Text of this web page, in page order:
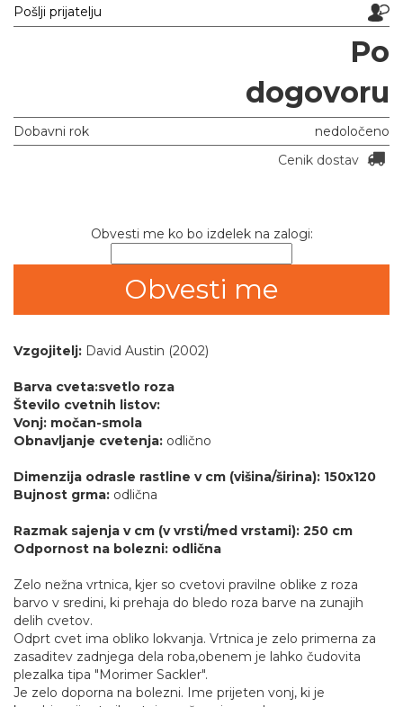
Pošlji prijatelju
Po
dogovoru
Dobavni rok
nedoločeno
Cenik dostav
Obvesti me ko bo izdelek na zalogi:
Vzgojitelj: David Austin (2002)
Barva cveta:svetlo roza
Število cvetnih listov:
Vonj: močan-smola
Obnavljanje cvetenja: odlično
Dimenzija odrasle rastline v cm (višina/širina): 150x120
Bujnost grma: odlična
Razmak sajenja v cm (v vrsti/med vrstami): 250 cm
Odpornost na bolezni: odlična
Zelo nežna vrtnica, kjer so cvetovi pravilne oblike z roza
barvo v sredini, ki prehaja do bledo roza barve na zunajih
delih cvetov.
Odprt cvet ima obliko lokvanja. Vrtnica je zelo primerna za
zasaditev zadnjega dela roba,obenem je lahko čudovita
plezalka tipa "Morimer Sackler".
Je zelo doporna na bolezni. Ime prijeten vonj, ki je